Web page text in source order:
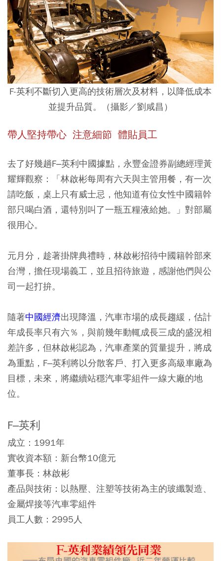
F-英利不斷切入更高的技術層次及材料，以降低成本
並提升品質。（攝影／劉咸昌）
帶人堅持帶心 注意細節 體貼員工
去了好幾趟F–英利中國據點，永豐金證券副總經理黃
耀輝觀察：「林啟彬每周有六天與主管用餐，有一次
請吃飯，桌上只有威士忌，他知道有位女性中國籍幹
部只喝白酒，還特別叫了一瓶五糧液給她。」對部屬
很用心。
元月分，趁著掛牌典禮時，林啟彬招待中國籍幹部來
台灣，擔任現場義工，並且招待旅遊，感謝他們與公
司一起打拚。
隨著中國經濟出現降溫，汽車市場的成長趨緩，估計
年成長率只有六％，與前幾年動輒成長三成的盛況相
差許多，但林啟彬認為，汽車產業的質量提升，將成
為重點，F–英利將以分散客戶、打入更多高級車廠為
目標，未來，將繼續站穩汽車零組件一線大廠的地
位。
F–英利
成立：1991年
實收資本額：新台幣10億元
董事長：林啟彬
產品與技術：以熱壓、注塑等技術為主的玻纖製造、
金屬焊接等汽車零組件
員工人數：2995人